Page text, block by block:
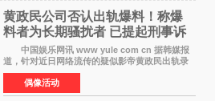
黄政民公司否认出轨爆料！称爆
料者为长期骚扰者 已提起刑事诉
中国娱乐网讯 www yule com cn 据韩媒报
道，针对近日网络流传的疑似影帝黄政民出轨录
音及短信爆料，黄政民所属经纪公司于今日正式
发表声明，明确否认相关传闻。 公司表示，
爆料者是一名长
偶像活动